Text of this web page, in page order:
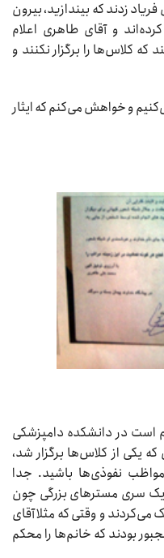
زدند که بیندازید، بیرون
و آقای طاهری اعلام
که کلاس‌ها را برگزار نکنند و
و خواهش می‌کنم که ایثار
است در دانشکده دامپزشکی
یکی از کلاس‌ها برگزار شد،
نفوذی‌ها باشید. جدا
یک سری مسترهای بزرگی چون
می‌کردند و وقتی که مثلا آقای
بودند که خانم‌ها را محکم